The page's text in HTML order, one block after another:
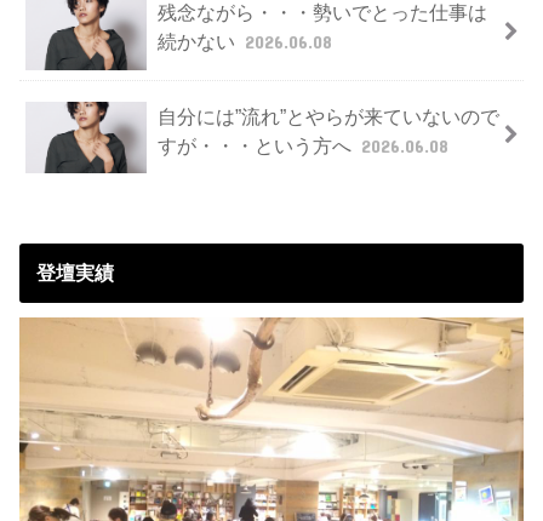
残念ながら・・・勢いでとった仕事は
続かない 2026.06.08
自分には”流れ”とやらが来ていないので
すが・・・という方へ 2026.06.08
登壇実績